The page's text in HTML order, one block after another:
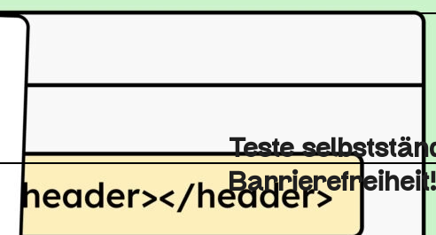
Teste
Barrierefreiheit!